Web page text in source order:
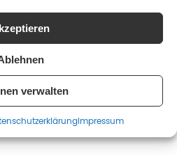
verwalten
Impressum